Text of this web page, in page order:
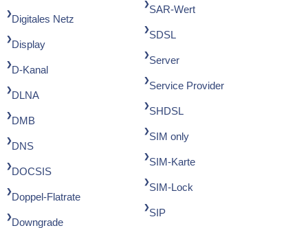
Digitales Netz
Display
D-Kanal
DLNA
DMB
DNS
DOCSIS
Doppel-Flatrate
Downgrade
SAR-Wert
SDSL
Server
Service Provider
SHDSL
SIM only
SIM-Karte
SIM-Lock
SIP